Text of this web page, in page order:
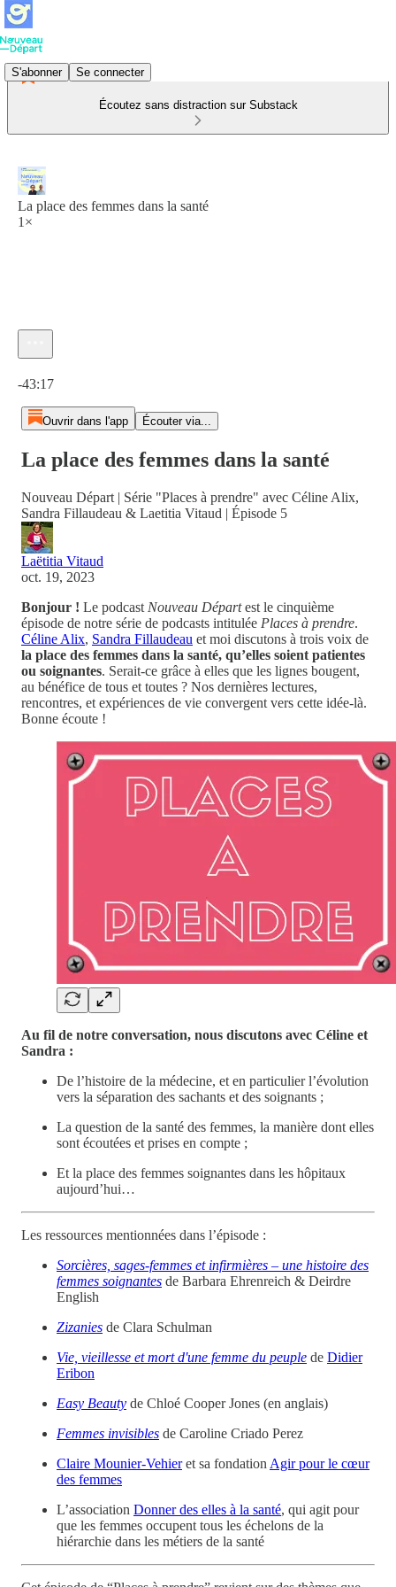
S'abonner Se connecter
Écoutez sans distraction sur Substack
La place des femmes dans la santé
1×
-43:17
Ouvrir dans l'app Écouter via...
La place des femmes dans la santé
Nouveau Départ | Série "Places à prendre" avec Céline Alix,
Sandra Fillaudeau & Laetitia Vitaud | Épisode 5
Laëtitia Vitaud
oct. 19, 2023
Bonjour ! Le podcast Nouveau Départest le cinquième
épisode de notre série de podcasts intitulée Places à prendre.
Céline Alix, Sandra Fillaudeau et moi discutons à trois voix de
la place des femmes dans la santé, qu’elles soient patientes
ou soignantes. Serait-ce grâce à elles que les lignes bougent,
au bénéfice de tous et toutes ? Nos dernières lectures,
rencontres, et expériences de vie convergent vers cette idée-là.
Bonne écoute !
Au fil de notre conversation, nous discutons avec Céline et
Sandra :
De l’histoire de la médecine, et en particulier l’évolution
vers la séparation des sachants et des soignants ;
La question de la santé des femmes, la manière dont elles
sont écoutées et prises en compte ;
Et la place des femmes soignantes dans les hôpitaux
aujourd’hui…
Les ressources mentionnées dans l’épisode :
Sorcières, sages-femmes et infirmières – une histoire des
femmes soignantes de Barbara Ehrenreich & Deirdre
English
Zizanies de Clara Schulman
Vie, vieillesse et mort d'une femme du peuple de Didier
Eribon
Easy Beauty de Chloé Cooper Jones (en anglais)
Femmes invisibles de Caroline Criado Perez
Claire Mounier-Vehieret sa fondation Agir pour le cœur
des femmes
L’association Donner des elles à la santé, qui agit pour
que les femmes occupent tous les échelons de la
hiérarchie dans les métiers de la santé